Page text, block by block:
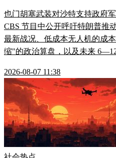
也门胡塞武装对沙特支持政府
CBS 节目中公开呼吁特朗普推
最新战况、低成本无人机的成
缩"的政治算盘，以及未来
2026-08-07 11:38